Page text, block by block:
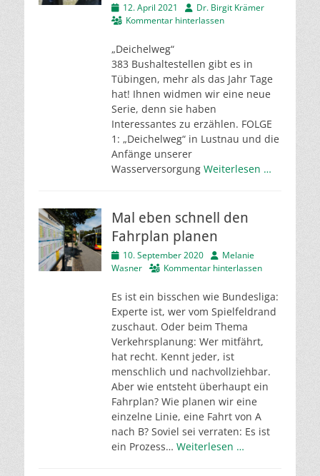
Veröffentlicht
am
12. April 2021 AutorDr. Birgit Krämer
Kommentar hinterlassen
„Deichelweg“
383 Bushaltestellen gibt es in
Tübingen, mehr als das Jahr Tage
hat! Ihnen widmen wir eine neue
Serie, denn sie haben
Interessantes zu erzählen. FOLGE
1: „Deichelweg“ in Lustnau und die
Anfänge unserer
Wasserversorgung Weiterlesen …
Mal eben schnell den
Fahrplan planen
Veröffentlicht
am
10. September 2020 AutorMelanie
Wasner
Kommentar hinterlassen
Es ist ein bisschen wie Bundesliga:
Experte ist, wer vom Spielfeldrand
zuschaut. Oder beim Thema
Verkehrsplanung: Wer mitfährt,
hat recht. Kennt jeder, ist
menschlich und nachvollziehbar.
Aber wie entsteht überhaupt ein
Fahrplan? Wie planen wir eine
einzelne Linie, eine Fahrt von A
nach B? Soviel sei verraten: Es ist
ein Prozess… Weiterlesen …